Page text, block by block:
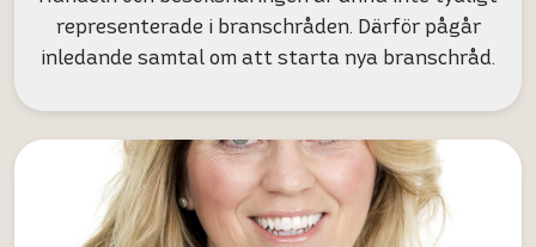
representerade i branschråden. Därför pågår
inledande samtal om att starta nya branschråd.